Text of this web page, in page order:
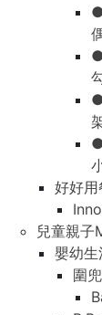
好好用
兒童親
嬰幼生
圍兜